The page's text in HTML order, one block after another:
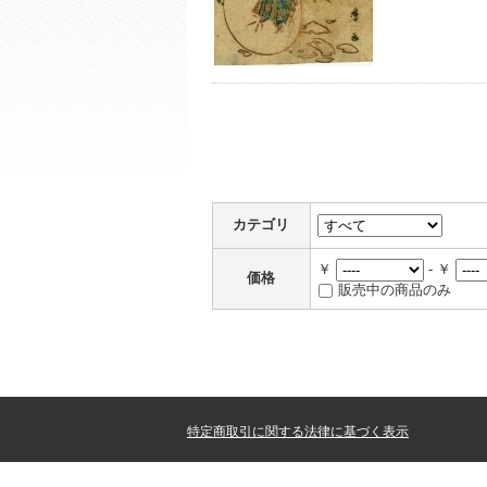
カテゴリ
価格
￥
- ￥
販売中の商品のみ
特定商取引に関する法律に基づく表示